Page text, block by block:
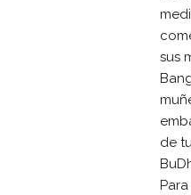
sus
de